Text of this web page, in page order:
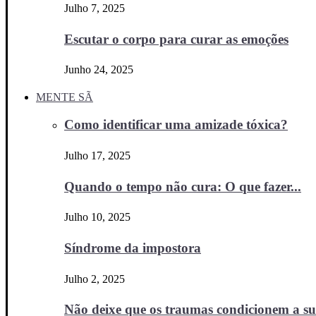
Julho 7, 2025
Escutar o corpo para curar as emoções
Junho 24, 2025
MENTE SÃ
Como identificar uma amizade tóxica?
Julho 17, 2025
Quando o tempo não cura: O que fazer...
Julho 10, 2025
Síndrome da impostora
Julho 2, 2025
Não deixe que os traumas condicionem a